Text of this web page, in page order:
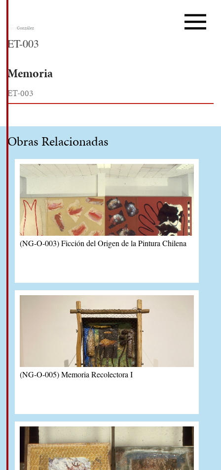
ET-003
Memoria
ET-003
Obras Relacionadas
(NG-O-003) Ficción del Origen de la Pintura Chilena
(NG-O-005) Memoria Recolectora I